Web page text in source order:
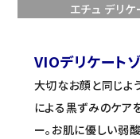
プライバシーポリシー
特定商取引法について
お問い合わせ
エチュ デリ
VIOデリケート
大切なお顔と同じよ
による黒ずみのケア
ー。お肌に優しい弱